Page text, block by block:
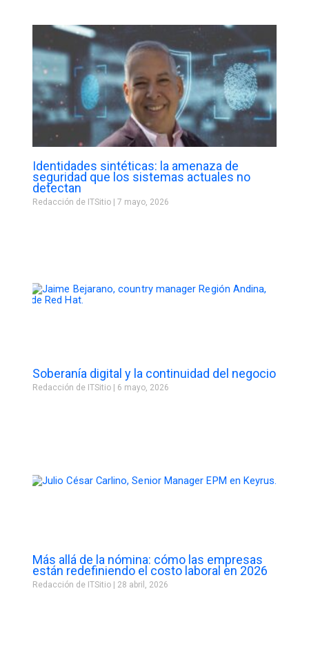
Identidades sintéticas: la amenaza de
seguridad que los sistemas actuales no
detectan
Redacción de ITSitio 7 mayo, 2026
Soberanía digital y la continuidad del negocio
Redacción de ITSitio 6 mayo, 2026
Más allá de la nómina: cómo las empresas
están redefiniendo el costo laboral en 2026
Redacción de ITSitio 28 abril, 2026